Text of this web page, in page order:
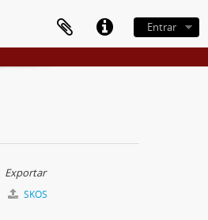
Entrar
Exportar
SKOS